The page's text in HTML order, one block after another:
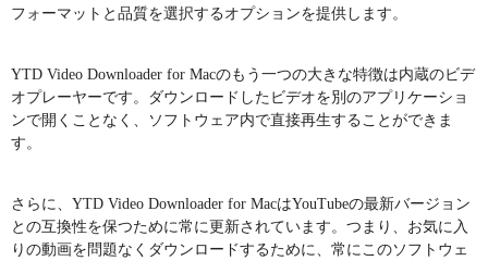
フォーマットと品質を選択するオプションを提供します。
YTD Video Downloader for Macのもう一つの大きな特徴は内蔵のビデ
オプレーヤーです。ダウンロードしたビデオを別のアプリケーショ
ンで開くことなく、ソフトウェア内で直接再生することができま
す。
さらに、YTD Video Downloader for MacはYouTubeの最新バージョン
との互換性を保つために常に更新されています。つまり、お気に入
りの動画を問題なくダウンロードするために、常にこのソフトウェ